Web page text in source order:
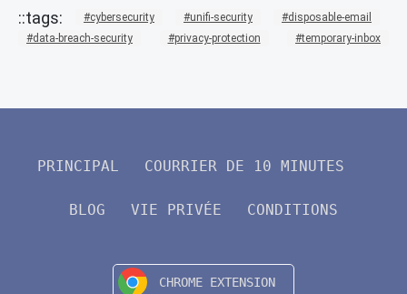
cybersecurity unifi-security
disposable-email
data-breach-security
privacy-protection temporary-inbox
PRINCIPAL COURRIER DE 10 MINUTES
BLOG VIE PRIVÉE CONDITIONS